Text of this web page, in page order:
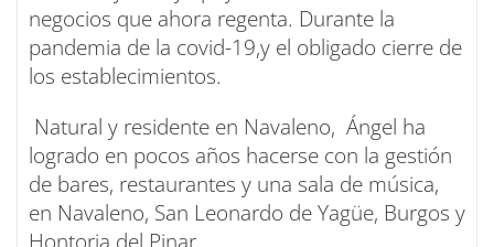
negocios que ahora regenta. Durante la
pandemia de la covid-19,y el obligado cierre de
los establecimientos.
Natural y residente en Navaleno, Ángel ha
logrado en pocos años hacerse con la gestión
de bares, restaurantes y una sala de música,
en Navaleno, San Leonardo de Yagüe, Burgos y
Hontoria del Pinar.